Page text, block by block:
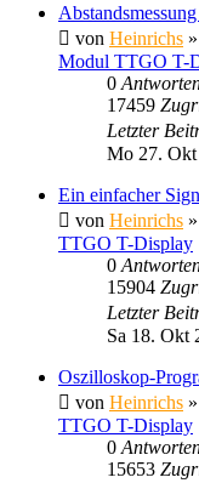
von Heinrichs
Modul TTGO T-
0
17459
Letzter
Mo 27.
Ein einfacher
von Heinrichs
TTGO T-Display
0
15904
Letzter
Sa 18. Okt
Oszilloskop-
von Heinrichs
TTGO T-Display
0
15653